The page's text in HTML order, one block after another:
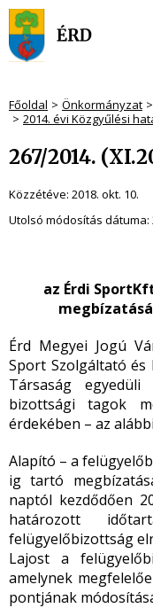
Főoldal Önkormányzat
2014. évi Közgyűlési
267/2014.
Közzétéve: 2018. okt. 10.
Utolsó módosítás dátuma:
az Érdi
Érd Megyei Jogú
Sport Szolgáltató és
Társaság
bizottsági tagok
érdekében – az
Alapító – a
ig tartó
naptól kezdődően
határozott
felügyelőbizottság
Lajost a
amelynek
pontjának